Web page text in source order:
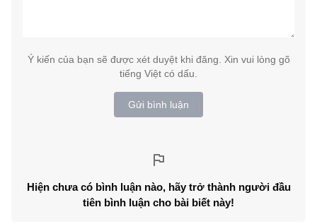
Ý kiến của bạn sẽ được xét duyệt khi đăng. Xin vui lòng gõ
tiếng Việt có dấu.
Gửi bình luận
Hiện chưa có bình luận nào, hãy trở thành người đầu
tiên bình luận cho bài biết này!